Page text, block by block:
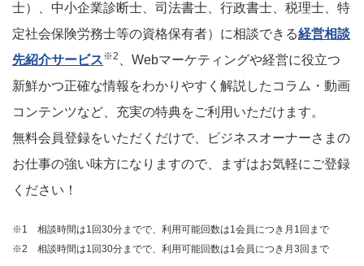
士）、中小企業診断士、司法書士、行政書士、税理士、特
定社会保険労務士等の資格保有者）に相談できる経営相談
先紹介サービス※2
、Webマーケティングや経営に役立つ
新鮮かつ正確な情報をわかりやすく解説したコラム・動画
コンテンツなど、充実の特典をご利用いただけます。
無料会員登録をいただくだけで、ビジネスオーナーさまの
お仕事の強い味方になりますので、まずはお気軽にご登録
ください！
※1 相談時間は1回30分までで、利用可能回数は1会員につき月1回まで
※2 相談時間は1回30分までで、利用可能回数は1会員につき月3回まで